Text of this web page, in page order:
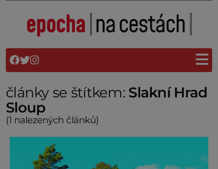
články se štítkem: Slakní Hrad
Sloup
(1 nalezených článků)